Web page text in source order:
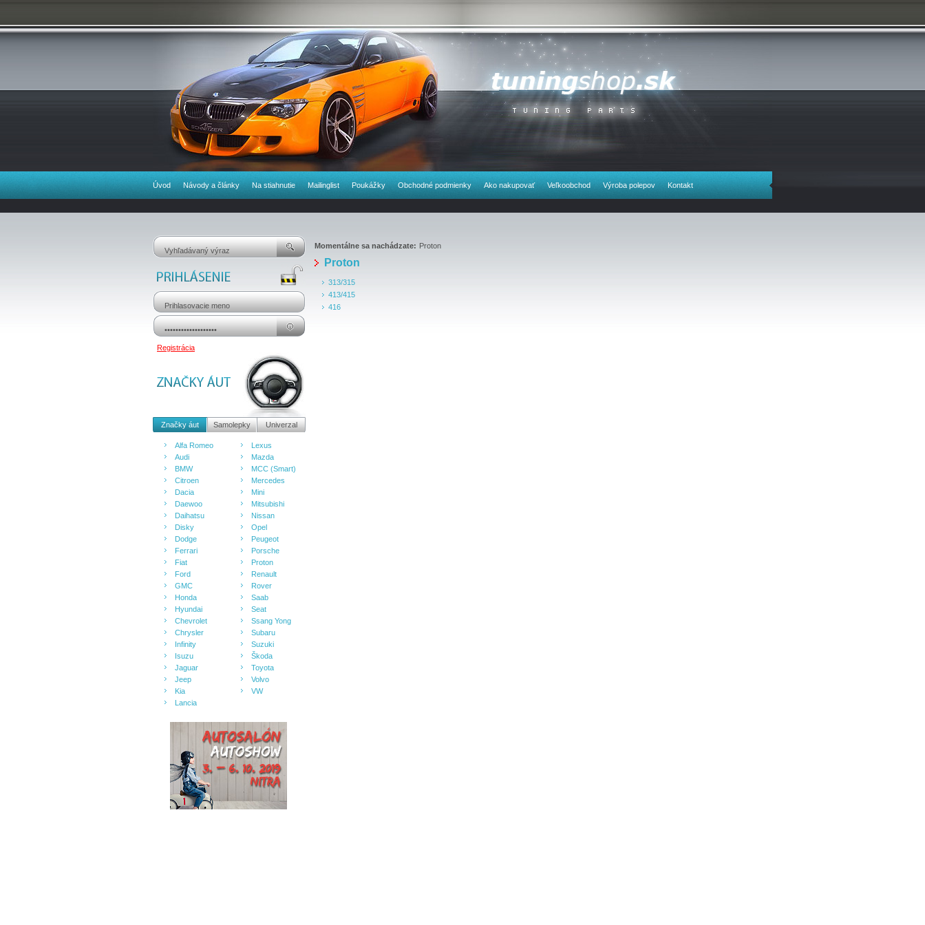
Úvod Návody a články Na stiahnutie Mailinglist Poukážky Obchodné podmienky Ako nakupovať Veľkoobchod Výroba polepov Kontakt
Registrácia
Značky áut Samolepky Univerzal
Alfa Romeo
Audi
BMW
Citroen
Dacia
Daewoo
Daihatsu
Disky
Dodge
Ferrari
Fiat
Ford
GMC
Honda
Hyundai
Chevrolet
Chrysler
Infinity
Isuzu
Jaguar
Jeep
Kia
Lancia
Lexus
Mazda
MCC (Smart)
Mercedes
Mini
Mitsubishi
Nissan
Opel
Peugeot
Porsche
Proton
Renault
Rover
Saab
Seat
Ssang Yong
Subaru
Suzuki
Škoda
Toyota
Volvo
VW
Momentálne sa nachádzate: Proton
Proton
313/315
413/415
416